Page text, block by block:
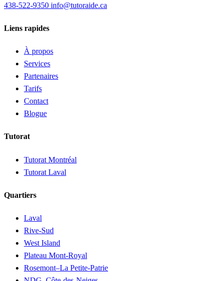
438-522-9350 info@tutoraide.ca
Liens rapides
À propos
Services
Partenaires
Tarifs
Contact
Blogue
Tutorat
Tutorat Montréal
Tutorat Laval
Quartiers
Laval
Rive-Sud
West Island
Plateau Mont-Royal
Rosemont–La Petite-Patrie